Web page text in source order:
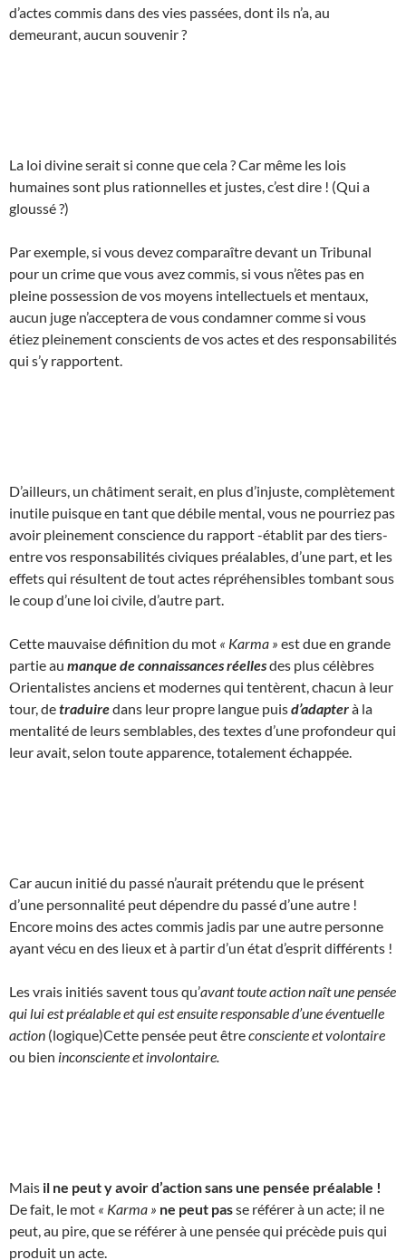
d’actes commis dans des vies passées, dont ils n’a, au
demeurant, aucun souvenir ?
La loi divine serait si conne que cela ? Car même les lois
humaines sont plus rationnelles et justes, c’est dire ! (Qui a
gloussé ?)
Par exemple, si vous devez comparaître devant un Tribunal
pour un crime que vous avez commis, si vous n’êtes pas en
pleine possession de vos moyens intellectuels et mentaux,
aucun juge n’acceptera de vous condamner comme si vous
étiez pleinement conscients de vos actes et des responsabilités
qui s’y rapportent.
D’ailleurs, un châtiment serait, en plus d’injuste, complètement
inutile puisque en tant que débile mental, vous ne pourriez pas
avoir pleinement conscience du rapport -établit par des tiers-
entre vos responsabilités civiques préalables, d’une part, et les
effets qui résultent de tout actes répréhensibles tombant sous
le coup d’une loi civile, d’autre part.
Cette mauvaise définition du mot « Karma » est due en grande
partie au manque de connaissances réellesdes plus célèbres
Orientalistes anciens et modernes qui tentèrent, chacun à leur
tour, detraduiredans leur propre langue puisd’adapterà la
mentalité de leurs semblables, des textes d’une profondeur qui
leur avait, selon toute apparence, totalement échappée.
Car aucun initié du passé n’aurait prétendu que le présent
d’une personnalité peut dépendre du passé d’une autre !
Encore moins des actes commis jadis par une autre personne
ayant vécu en des lieux et à partir d’un état d’esprit différents !
Les vrais initiés savent tous qu’avant toute action naît une pensée
qui lui est préalable et qui est ensuite responsable d’une éventuelle
action (logique)Cette pensée peut êtreconsciente et volontaire
ou bien inconsciente et involontaire.
Mais il ne peut y avoir d’action sans une pensée préalable !
De fait, le mot « Karma » ne peut passe référer à un acte; il ne
peut, au pire, que se référer à une pensée qui précède puis qui
produit un acte.